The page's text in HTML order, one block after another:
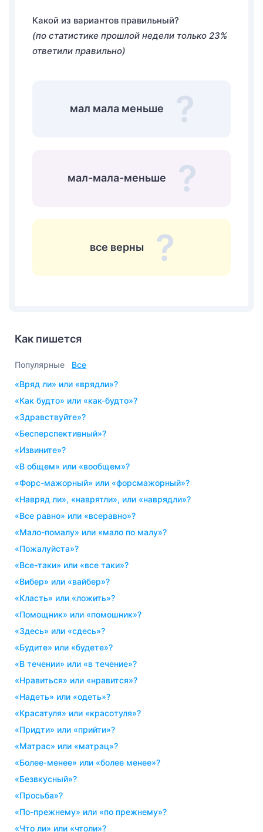
Какой из вариантов правильный?
(по статистике прошлой недели только 23%
ответили правильно)
мал мала меньше
мал-мала-меньше
все верны
Как пишется
Популярные
Все
«вряд ли» или «врядли»?
«как будто» или «как-будто»?
«здравствуйте»?
«бесперспективный»?
«извините»?
«в общем» или «вообщем»?
«форс-мажорный» или «форсмажорный»?
«навряд ли», «наврятли», или «наврядли»?
«все равно» или «всеравно»?
«мало-помалу» или «мало по малу»?
«пожалуйста»?
«все-таки» или «все таки»?
«вибер» или «вайбер»?
«класть» или «ложить»?
«помощник» или «помошник»?
«здесь» или «сдесь»?
«будите» или «будете»?
«в течении» или «в течение»?
«нравиться» или «нравится»?
«надеть» или «одеть»?
«красатуля» или «красотуля»?
«придти» или «прийти»?
«матрас» или «матрац»?
«более-менее» или «более менее»?
«безвкусный»?
«просьба»?
«по-прежнему» или «по прежнему»?
«что ли» или «чтоли»?